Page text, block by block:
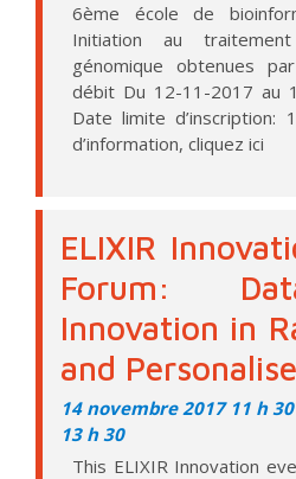
6ème école de
Initiation au
génomique obtenues
débit Du 12-11-2017 au
Date limite d’inscription:
d’information, cliquez ici
ELIXIR
Forum:
Innovation in
and
14 novembre 2017 11 h 30
13 h 30
This ELIXIR Innovation